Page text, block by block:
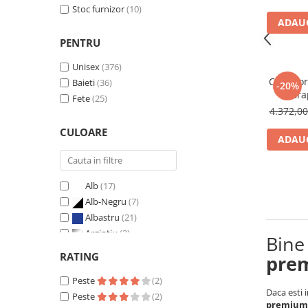
Stoc furnizor(10)
PENTRU
Unisex(376)
Baieti(36)
Fete(25)
CULOARE
Alb(17)
Alb-Negru (7)
Albastru (21)
Argintiu (2)
Bej
Bleu(17)
Bleumarin(13)
RATING
Peste
(2)
Peste
(2)
-20%
Daca esti
premium